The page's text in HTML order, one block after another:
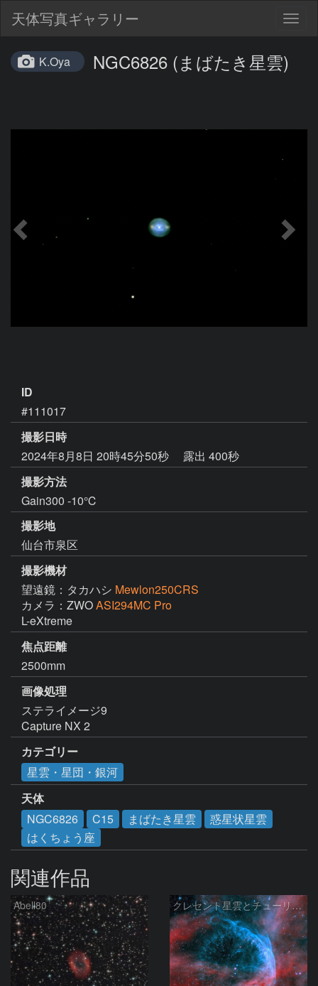
天体写真ギャラリー
K.Oya NGC6826 (まばたき星雲)
ID
#111017
撮影日時
2024年8月8日 20時45分50秒
露出 400秒
撮影方法
Gain300 -10℃
撮影地
仙台市泉区
撮影機材
望遠鏡：タカハシ Mewlon250CRS
カメラ：ZWOASI294MC Pro
L-eXtreme
焦点距離
2500mm
画像処理
ステライメージ9
Capture NX 2
カテゴリー
星雲・星団・銀河
天体
NGC6826
C15 まばたき星雲
惑星状星雲
はくちょう座
関連作品
Abell80 クレセント星雲とチューリップ星雲の真ん中あたりにある星雲 NGC6883 ???